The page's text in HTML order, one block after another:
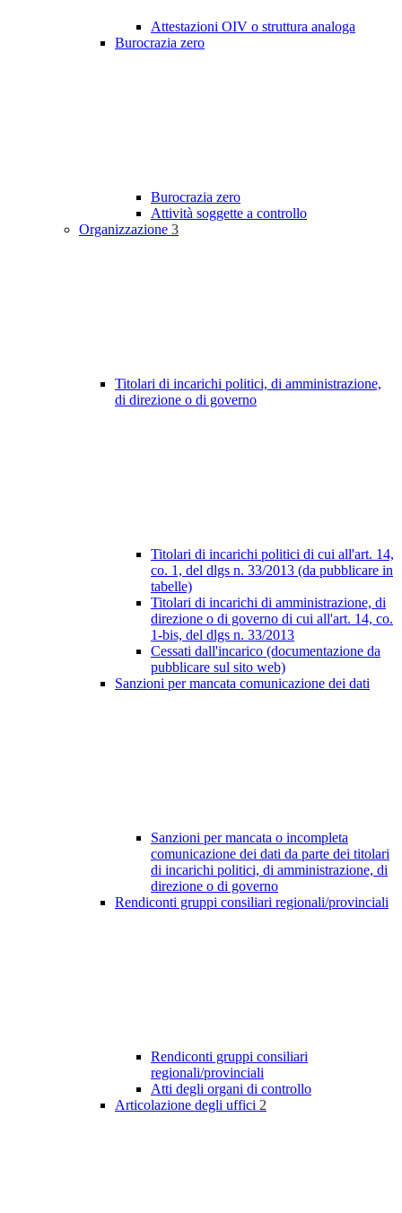
Attestazioni OIV o struttura analoga
Burocrazia zero
Burocrazia zero
Attività soggette a controllo
Organizzazione 3
Titolari di incarichi politici, di amministrazione,
di direzione o di governo
Titolari di incarichi politici di cui all'art. 14,
co. 1, del dlgs n. 33/2013 (da pubblicare in
tabelle)
Titolari di incarichi di amministrazione, di
direzione o di governo di cui all'art. 14, co.
1-bis, del dlgs n. 33/2013
Cessati dall'incarico (documentazione da
pubblicare sul sito web)
Sanzioni per mancata comunicazione dei dati
Sanzioni per mancata o incompleta
comunicazione dei dati da parte dei titolari
di incarichi politici, di amministrazione, di
direzione o di governo
Rendiconti gruppi consiliari regionali/provinciali
Rendiconti gruppi consiliari
regionali/provinciali
Atti degli organi di controllo
Articolazione degli uffici 2